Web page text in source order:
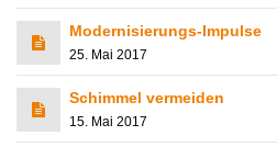
Modernisierungs-Impulse
25. Mai 2017
Schimmel vermeiden
15. Mai 2017